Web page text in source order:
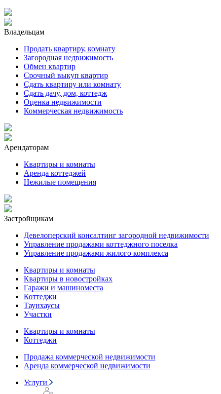
Владельцам
Продать квартиру, комнату
Загородная недвижимость
Обмен квартир
Срочный выкуп квартир
Сдать квартиру или комнату
Сдать дачу, дом, коттедж
Оценка недвижимости
Коммерческая недвижимость
Арендаторам
Квартиры и комнаты
Аренда коттеджей
Нежилые помещения
Застройщикам
Девелоперский консалтинг загородной недвижимости
Управление продажами коттеджного поселка
Управление продажами жилого комплекса
Квартиры и комнаты
Квартиры в новостройках
Гаражи и машиноместа
Коттеджи
Таунхаусы
Участки
Квартиры и комнаты
Коттеджи
Продажа коммерческой недвижимости
Аренда коммерческой недвижимости
Услуги